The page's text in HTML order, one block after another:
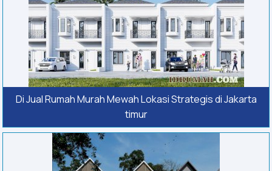
Di Jual Rumah Murah Mewah Lokasi Strategis di Jakarta
timur